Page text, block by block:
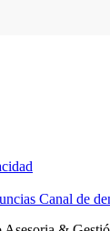
Canal de